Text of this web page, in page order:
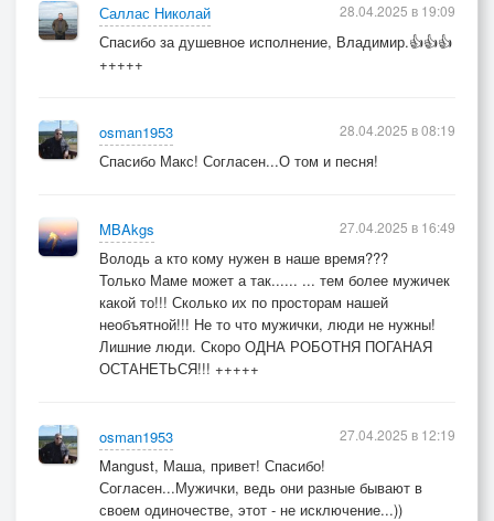
Саллас Николай
Спасибо за душевное исполнение, Владимир.👍👍👍
+++++
28.04.2025 в 19:09
osman1953
Спасибо Макс! Согласен...О том и песня!
28.04.2025 в 08:19
MBAkgs
Володь а кто кому нужен в наше время???
Только Маме может а так...... ... тем более мужичек
какой то!!! Сколько их по просторам нашей
необъятной!!! Не то что мужички, люди не нужны!
Лишние люди. Скоро ОДНА РОБОТНЯ ПОГАНАЯ
ОСТАНЕТЬСЯ!!! +++++
27.04.2025 в 16:49
osman1953
Mangust, Маша, привет! Спасибо!
Согласен...Мужички, ведь они разные бывают в
своем одиночестве, этот - не исключение...))
27.04.2025 в 12:19